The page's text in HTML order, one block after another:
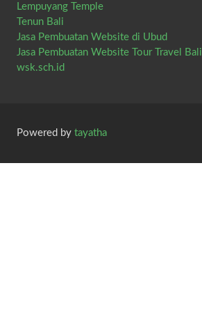
Lempuyang Temple
Tenun Bali
Jasa Pembuatan Website di Ubud
Jasa Pembuatan Website Tour Travel Bali
wsk.sch.id
Powered by tayatha